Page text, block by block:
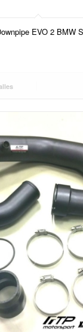
EVO 2 BMW